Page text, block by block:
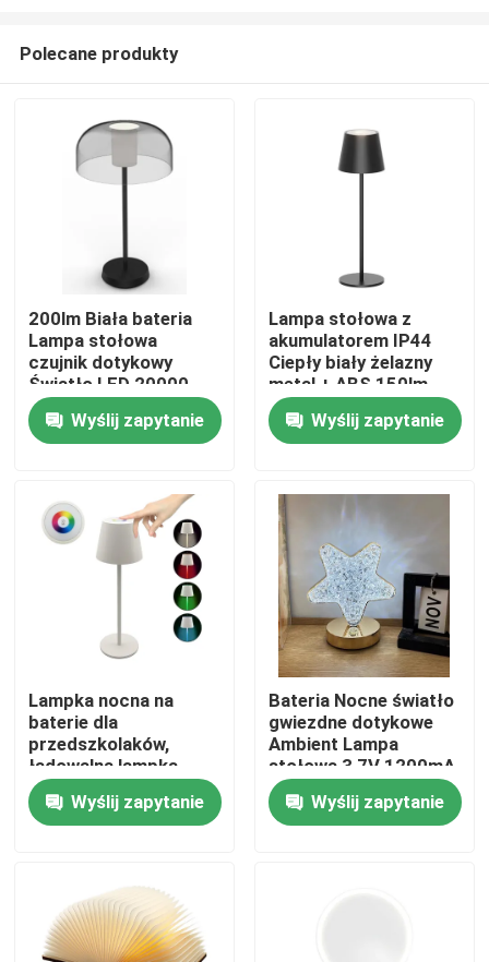
Dom
Produkty
Pokaz VR
Kontrola jakości
Skontaktuj się z nami
Przenośne światła robocze LED
Polecane produkty
200lm Biała bateria
Lampa stołowa
czujnik dotykowy
Światło LED 20000
godzin żywotność
bateriiWyślij zapytanie
Lampa stołowa z
akumulatorem IP44
Ciepły biały żelazny
metal + ABS 150lm
Wyślij zapytanie
Lampka nocna na
baterie dla
przedszkolaków,
ładowalna lampka
stołowa RGB o mocy
200 lmWyślij zapytanie
Bateria Nocne światło
gwiezdne dotykowe
Ambient Lampa
stołowa 3,7V 1200mA
Wyślij zapytanie